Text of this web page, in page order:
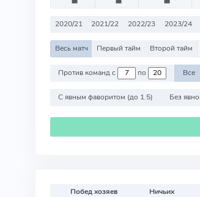
2020/21 2021/22 2022/23 2023/24
Весь матч Первый тайм Второй тайм
Против команд с по Все
С явным фаворитом (до 1.5) Без
Побед хозяев Ничьих